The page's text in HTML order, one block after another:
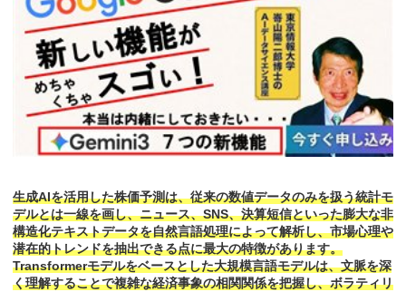
生成AIを活用した株価予測は、従来の数値データのみを扱う統計モ
デルとは一線を画し、ニュース、SNS、決算短信といった膨大な非
構造化テキストデータを自然言語処理によって解析し、市場心理や
潜在的トレンドを抽出できる点に最大の特徴があります。
Transformerモデルをベースとした大規模言語モデルは、文脈を深
く理解することで複雑な経済事象の相関関係を把握し、ボラティリ